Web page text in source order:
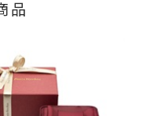
品